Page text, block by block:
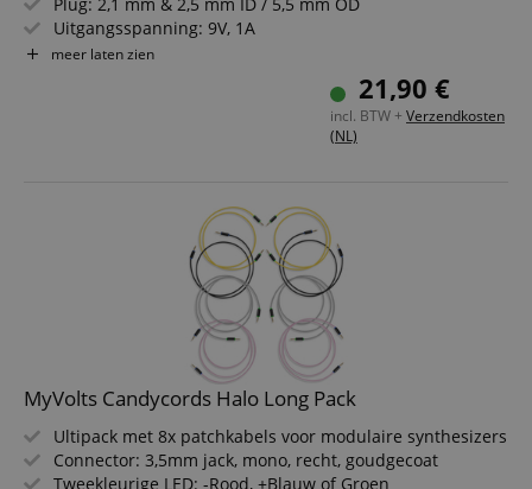
Uitgangsspanning: 9V, 1A
Polariteit: midden negatief
Compatibel met een breed scala aan apparaten
meer laten zien
21,90 €
incl. BTW + Verzendkosten
(NL)
MyVolts Candycords Halo Long Pack
Ultipack met 8x patchkabels voor modulaire synthesizers
Connector: 3,5mm jack, mono, recht, goudgecoat
Tweekleurige LED: -Rood, +Blauw of Groen